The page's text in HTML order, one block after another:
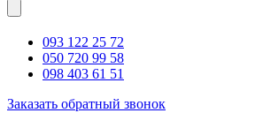
093 122 25 72
050 720 99 58
098 403 61 51
Заказать обратный звонок